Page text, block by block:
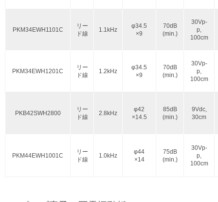
PKM34EWH1101C
リー
ド線
1.1kHz
φ34.5
×9
70dB
(min.)
30Vp-
p,
100cm
PKM34EWH1201C
リー
ド線
1.2kHz
φ34.5
×9
70dB
(min.)
30Vp-
p,
100cm
PKB42SWH2800
リー
ド線
2.8kHz
φ42
×14.5
85dB
(min.)
9Vdc,
30cm
PKM44EWH1001C
リー
ド線
1.0kHz
φ44
×14
75dB
(min.)
30Vp-
p,
100cm